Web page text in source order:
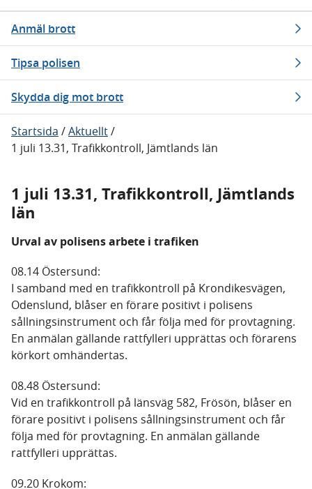
Anmäl brott
Tipsa polisen
Skydda dig mot brott
Startsida /Aktuellt/
1 juli 13.31, Trafikkontroll, Jämtlands län
1 juli 13.31, Trafikkontroll, Jämtlands
län
Urval av polisens arbete i trafiken
08.14 Östersund:
I samband med en trafikkontroll på Krondikesvägen,
Odenslund, blåser en förare positivt i polisens
sållningsinstrument och får följa med för provtagning.
En anmälan gällande rattfylleri upprättas och förarens
körkort omhändertas.
08.48 Östersund:
Vid en trafikkontroll på länsväg 582, Frösön, blåser en
förare positivt i polisens sållningsinstrument och får
följa med för provtagning. En anmälan gällande
rattfylleri upprättas.
09.20 Krokom: